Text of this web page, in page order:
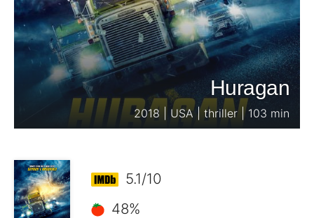
Huragan
2018 | USA | thriller | 103 min
5.1/10
48%